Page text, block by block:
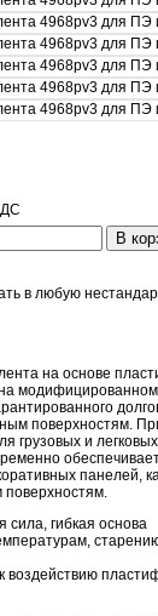
В
в любую
на основе
поверхностям.
грузовых и
панелей,
сила, гибкая основа
воздействию